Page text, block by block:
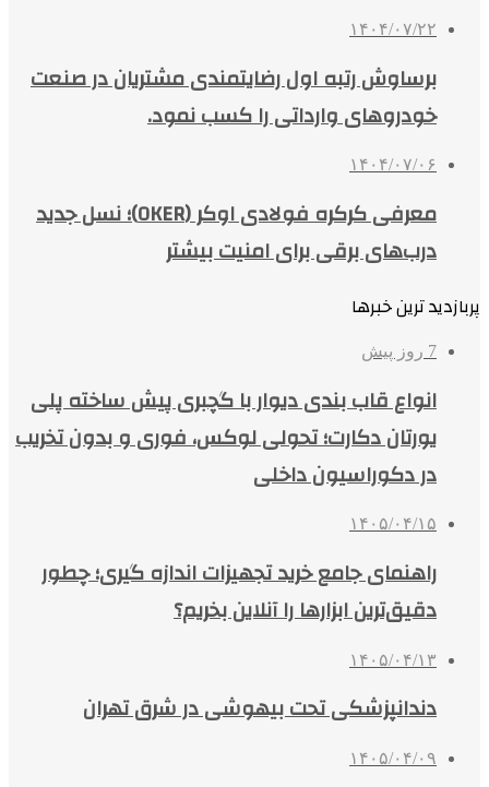
۱۴۰۴/۰۷/۲۲
برساوش رتبه اول رضایتمندی مشتریان در صنعت
خودروهای وارداتی را کسب نمود.
۱۴۰۴/۰۷/۰۶
معرفی کرکره فولادی اوکر (OKER)؛ نسل جدید
درب‌های برقی برای امنیت بیشتر
پربازدید ترین خبرها
7 روز پیش
انواع قاب بندی دیوار با گچبری پیش ساخته پلی
یورتان دکارت؛ تحولی لوکس، فوری و بدون تخریب
در دکوراسیون داخلی
۱۴۰۵/۰۴/۱۵
راهنمای جامع خرید تجهیزات اندازه گیری؛ چطور
دقیق‌ترین ابزارها را آنلاین بخریم؟
۱۴۰۵/۰۴/۱۳
دندانپزشکی تحت بیهوشی در شرق تهران
۱۴۰۵/۰۴/۰۹